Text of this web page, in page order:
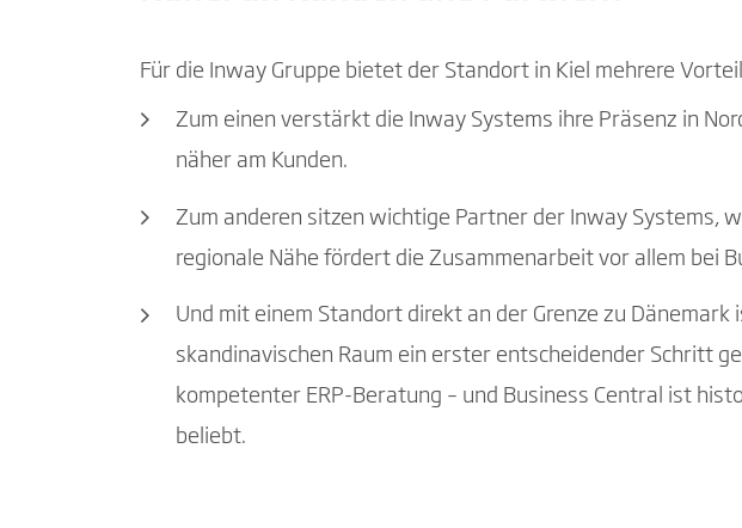
Für die Inway Gruppe bietet der Standort in Kiel mehrere
Zum einen verstärkt die Inway Systems ihre Präsenz in
näher am Kunden.
Zum anderen sitzen wichtige Partner der Inway Systems,
regionale Nähe fördert die Zusammenarbeit vor allem bei
Und mit einem Standort direkt an der Grenze zu
skandinavischen Raum ein erster entscheidender Schritt
kompetenter ERP-Beratung – und Business Central ist
beliebt.